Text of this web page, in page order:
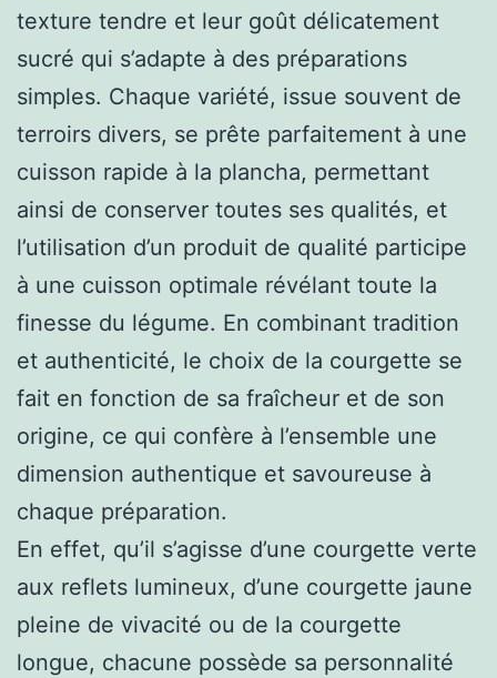
texture tendre et leur goût délicatement
sucré qui s’adapte à des préparations
simples. Chaque variété, issue souvent de
terroirs divers, se prête parfaitement à une
cuisson rapide à la plancha, permettant
ainsi de conserver toutes ses qualités, et
l’utilisation d’un produit de qualité participe
à une cuisson optimale révélant toute la
finesse du légume. En combinant tradition
et authenticité, le choix de la courgette se
fait en fonction de sa fraîcheur et de son
origine, ce qui confère à l’ensemble une
dimension authentique et savoureuse à
chaque préparation.
En effet, qu’il s’agisse d’une courgette verte
aux reflets lumineux, d’une courgette jaune
pleine de vivacité ou de la courgette
longue, chacune possède sa personnalité